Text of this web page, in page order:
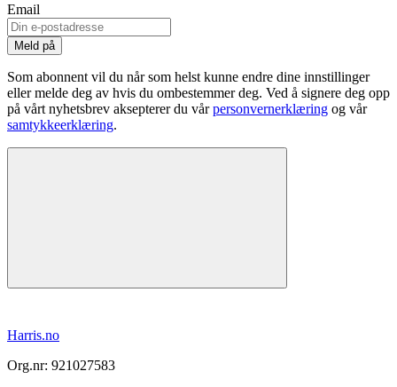
Email
Som abonnent vil du når som helst kunne endre dine innstillinger
eller melde deg av hvis du ombestemmer deg. Ved å signere deg opp
på vårt nyhetsbrev aksepterer du vårpersonvernerklæring og vår
samtykkeerklæring.
Harris.no
Org.nr: 921027583